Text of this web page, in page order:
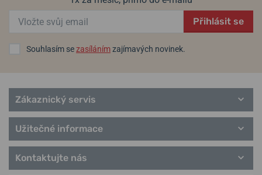
Sport
řemínky Traser
Informaci, že pouzdra budou mít průměr 45mm jsme obdrželi při
chyba. Parametry opravíme, abychom zákazníky neuváděli v
S pozdravem Kateřina Jiříčková, HodinkyHelveti.cz
Máte otázku? Zanechte nám komentář
Přihlásit se
Souhlasím sezasílánímzajímavých novinek.
Zákaznický servis
Užitečné informace
Kontaktujte nás